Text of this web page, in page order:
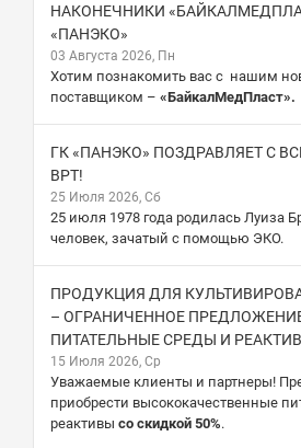
НАКОНЕЧНИКИ
«ПАНЭКО»
03 Августа 2026, Пн
Хотим познакомить вас с нашим
поставщиком – «БайкалМедПласт».
ГК «ПАНЭКО» ПОЗДРАВЛЯЕТ С
ВРТ!
25 Июля 2026, Сб
25 июля 1978 года родилась Луиза
человек, зачатый с помощью ЭКО.
ПРОДУКЦИЯ ДЛЯ
– ОГРАНИЧЕННОЕ
ПИТАТЕЛЬНЫЕ СРЕДЫ И
15 Июля 2026, Ср
Уважаемые клиенты и партнеры!
приобрести высококачественные
реактивы со скидкой 50%.